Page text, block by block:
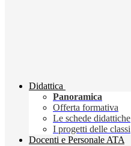
Didattica
Panoramica
Offerta formativa
Le schede didattiche
I progetti delle classi
Docenti e Personale ATA